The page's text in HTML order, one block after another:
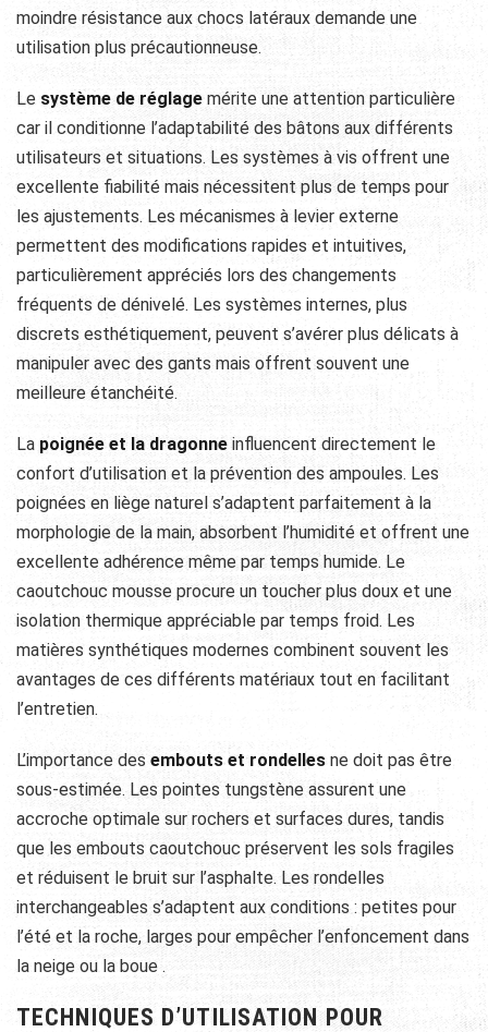
moindre résistance aux chocs latéraux demande une
utilisation plus précautionneuse.
Le système de réglage mérite une attention particulière
car il conditionne l’adaptabilité des bâtons aux différents
utilisateurs et situations. Les systèmes à vis offrent une
excellente fiabilité mais nécessitent plus de temps pour
les ajustements. Les mécanismes à levier externe
permettent des modifications rapides et intuitives,
particulièrement appréciés lors des changements
fréquents de dénivelé. Les systèmes internes, plus
discrets esthétiquement, peuvent s’avérer plus délicats à
manipuler avec des gants mais offrent souvent une
meilleure étanchéité.
La poignée et la dragonneinfluencent directement le
confort d’utilisation et la prévention des ampoules. Les
poignées en liège naturel s’adaptent parfaitement à la
morphologie de la main, absorbent l’humidité et offrent une
excellente adhérence même par temps humide. Le
caoutchouc mousse procure un toucher plus doux et une
isolation thermique appréciable par temps froid. Les
matières synthétiques modernes combinent souvent les
avantages de ces différents matériaux tout en facilitant
l’entretien.
L’importance des embouts et rondelles ne doit pas être
sous-estimée. Les pointes tungstène assurent une
accroche optimale sur rochers et surfaces dures, tandis
que les embouts caoutchouc préservent les sols fragiles
et réduisent le bruit sur l’asphalte. Les rondelles
interchangeables s’adaptent aux conditions : petites pour
l’été et la roche, larges pour empêcher l’enfoncement dans
la neige ou la boue ️.
TECHNIQUES D’UTILISATION POUR